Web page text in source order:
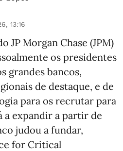
13:16
JP Morgan Chase (JPM)
os presidentes
grandes bancos,
de destaque, e de
para os recrutar para
a expandir a partir de
judou a fundar,
for Critical